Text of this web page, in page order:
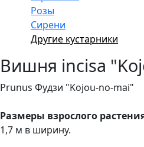
Розы
Сирени
Другие кустарники
Вишня incisa
Prunus Фудзи "Kojou-no-mai"
Размеры взрослого
1,7 м в ширину.